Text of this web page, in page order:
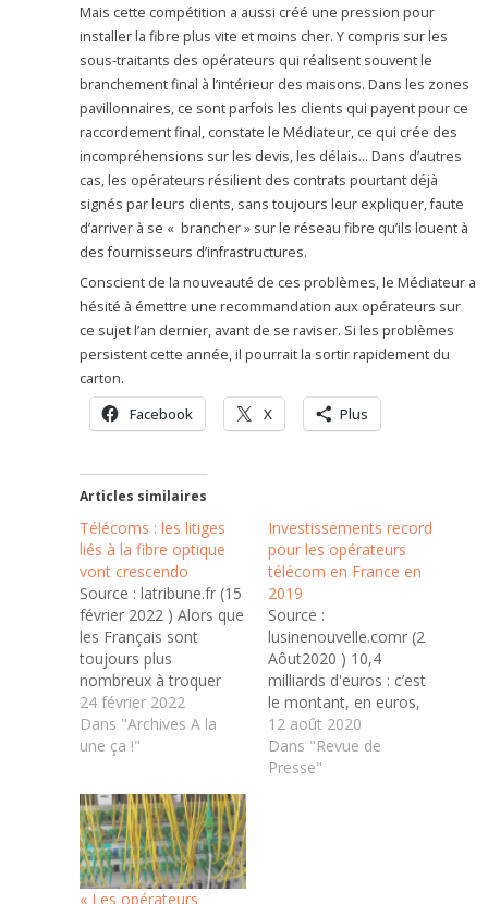
Mais cette compétition a aussi créé une pression pour
installer la fibre plus vite et moins cher. Y compris sur les
sous-traitants des opérateurs qui réalisent souvent le
branchement final à l’intérieur des maisons. Dans les zones
pavillonnaires, ce sont parfois les clients qui payent pour ce
raccordement final, constate le Médiateur, ce qui crée des
incompréhensions sur les devis, les délais… Dans d’autres
cas, les opérateurs résilient des contrats pourtant déjà
signés par leurs clients, sans toujours leur expliquer, faute
d’arriver à se « brancher » sur le réseau fibre qu’ils louent à
des fournisseurs d’infrastructures.
Conscient de la nouveauté de ces problèmes, le Médiateur a
hésité à émettre une recommandation aux opérateurs sur
ce sujet l’an dernier, avant de se raviser. Si les problèmes
persistent cette année, il pourrait la sortir rapidement du
carton.
Facebook X Plus
Articles similaires
Télécoms : les litiges
liés à la fibre optique
vont crescendo
Source : latribune.fr (15
février 2022 ) Alors que
les Français sont
toujours plus
nombreux à troquer
leur connexion ADSL
pour un accès à la
fibre, bien plus rapide,
composer avec des
problèmes
d’inéligibilité, de
raccordements mal
effectués ou des
malfaçons. C’est ce
24 février 2022
Dans "Archives A la
une ça !"
Investissements record
pour les opérateurs
télécom en France en
2019
Source :
lusinenouvelle.comr (2
Aôut2020 ) 10,4
milliards d'euros : c’est
le montant, en euros,
des investissements
réalisés par les
opérateurs télécoms
12 août 2020
Dans "Revue de
Presse"
« Les opérateurs